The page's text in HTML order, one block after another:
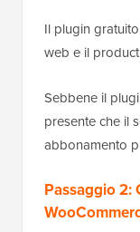
Il plugin
web e il
Sebbene il
presente che il
abbonamento
Passaggio 2: